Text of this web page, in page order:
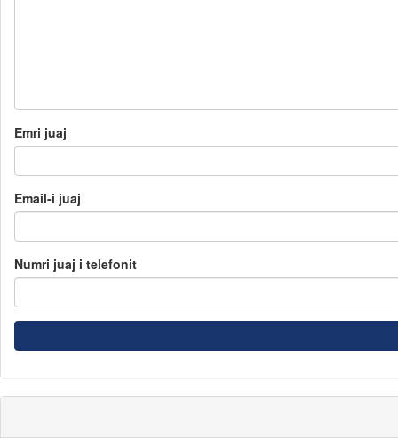
Emri juaj
Email-i juaj
Numri juaj i telefonit